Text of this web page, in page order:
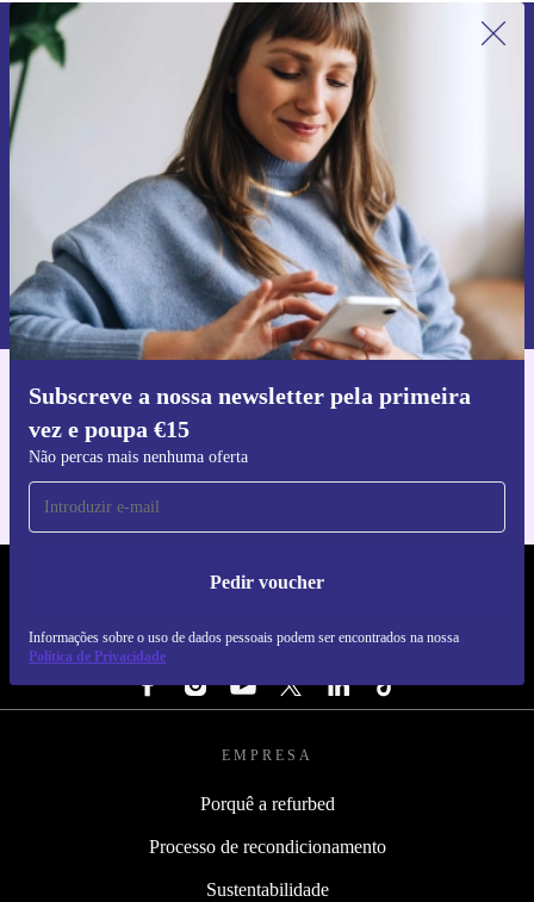
Subscreve a nossa newsletter pela primeira
vez e poupa €15
Não percas mais nenhuma oferta
Pedir voucher
Informações sobre o uso de dados pessoais podem ser encontrados na nossa
Política de Privacidade
Subscreve a nossa newsletter pela
primeira vez e poupa 15€!
Não percas mais nenhuma oferta.
Pedir voucher
Informações sobre o uso de dados pessoais podem ser encontrados na
nossa
Política de Privacidade.
Faz o download da app refurbed
Para iOS e Android
REFURBED PORTUGAL - RETHINK NEW.
SEGUE-NOS
EMPRESA
Porquê a refurbed
Processo de recondicionamento
Sustentabilidade